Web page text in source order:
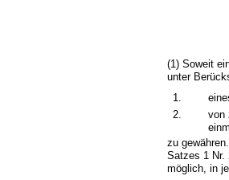
(1) Soweit
unter
1.
2.
von
zu
Satzes 1 Nr.
möglich, in